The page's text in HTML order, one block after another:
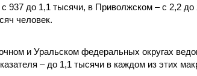
937 до 1,1 тысячи, в Приволжском – с 2,2 до
человек.
и Уральском федеральных округах
– до 1,1 тысячи в каждом из этих